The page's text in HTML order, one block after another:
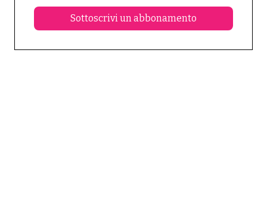
Sottoscrivi un abbonamento